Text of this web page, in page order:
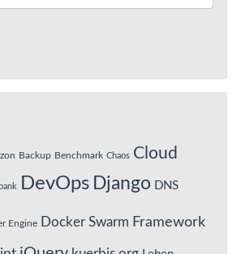
Backup Benchmark Chaos Cloud
DevOps Django DNS
Engine Docker Swarm Framework